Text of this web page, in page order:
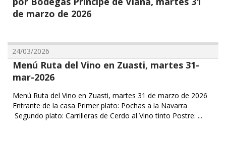
de marzo de 2026
24/03/2026
Menú Ruta del Vino en Zuasti, martes 31-
mar-2026
Menú Ruta del Vino en Zuasti, martes 31 de marzo de 2026
Entrante de la casa Primer plato: ⁠Pochas a la Navarra
Segundo plato: ⁠Carrilleras de Cerdo al Vino tinto Postre: ...